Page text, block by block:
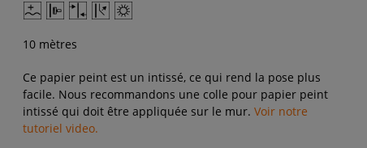
10 mètres
Ce papier peint est un intissé, ce qui rend la pose plus
facile. Nous recommandons une colle pour papier peint
intissé qui doit être appliquée sur le mur.Voir notre
tutoriel video.